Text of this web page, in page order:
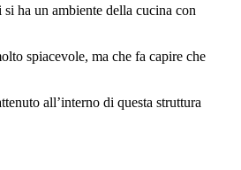
ha un ambiente della cucina con
spiacevole, ma che fa capire che
all’interno di questa struttura